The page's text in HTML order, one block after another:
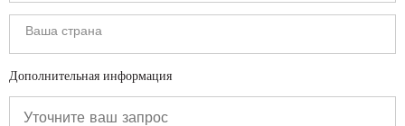
Дополнительная информация